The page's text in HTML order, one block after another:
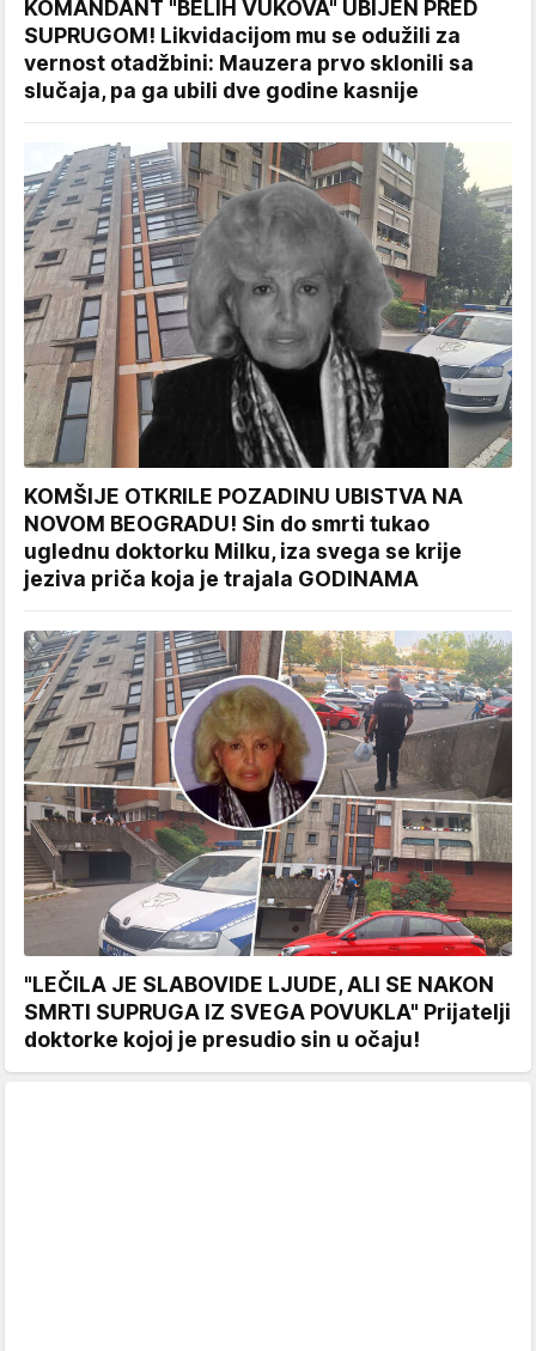
KOMANDANT "BELIH VUKOVA" UBIJEN PRED
SUPRUGOM! Likvidacijom mu se odužili za
vernost otadžbini: Mauzera prvo sklonili sa
slučaja, pa ga ubili dve godine kasnije
KOMŠIJE OTKRILE POZADINU UBISTVA NA
NOVOM BEOGRADU! Sin do smrti tukao
uglednu doktorku Milku, iza svega se krije
jeziva priča koja je trajala GODINAMA
"LEČILA JE SLABOVIDE LJUDE, ALI SE NAKON
SMRTI SUPRUGA IZ SVEGA POVUKLA" Prijatelji
doktorke kojoj je presudio sin u očaju!